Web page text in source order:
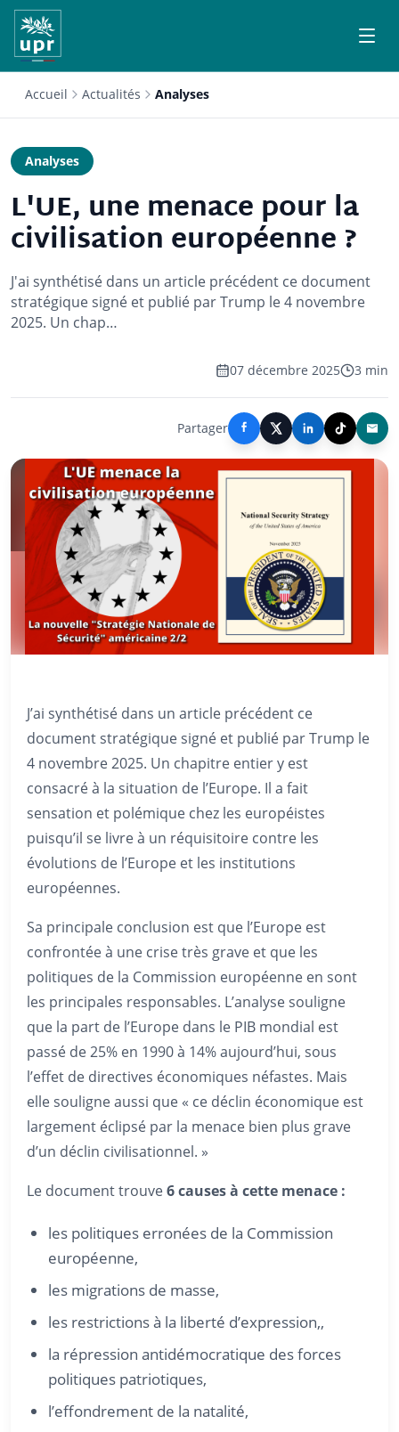
Accueil Actualités Analyses
Analyses
L'UE, une menace pour la
civilisation européenne ?
J'ai synthétisé dans un article précédent ce document
stratégique signé et publié par Trump le 4 novembre
2025. Un chap…
07 décembre 2025 3 min
Partager
J’ai synthétisé dans un article précédent ce
document stratégique signé et publié par Trump le
4 novembre 2025. Un chapitre entier y est
consacré à la situation de l’Europe. Il a fait
sensation et polémique chez les européistes
puisqu’il se livre à un réquisitoire contre les
évolutions de l’Europe et les institutions
européennes.
Sa principale conclusion est que l’Europe est
confrontée à une crise très grave et que les
politiques de la Commission européenne en sont
les principales responsables. L’analyse souligne
que la part de l’Europe dans le PIB mondial est
passé de 25% en 1990 à 14% aujourd’hui, sous
l’effet de directives économiques néfastes. Mais
elle souligne aussi que « ce déclin économique est
largement éclipsé par la menace bien plus grave
d’un déclin civilisationnel. »
Le document trouve6 causes à cette menace :
les politiques erronées de la Commission
européenne,
les migrations de masse,
les restrictions à la liberté d’expression,,
la répression antidémocratique des forces
politiques patriotiques,
l’effondrement de la natalité,